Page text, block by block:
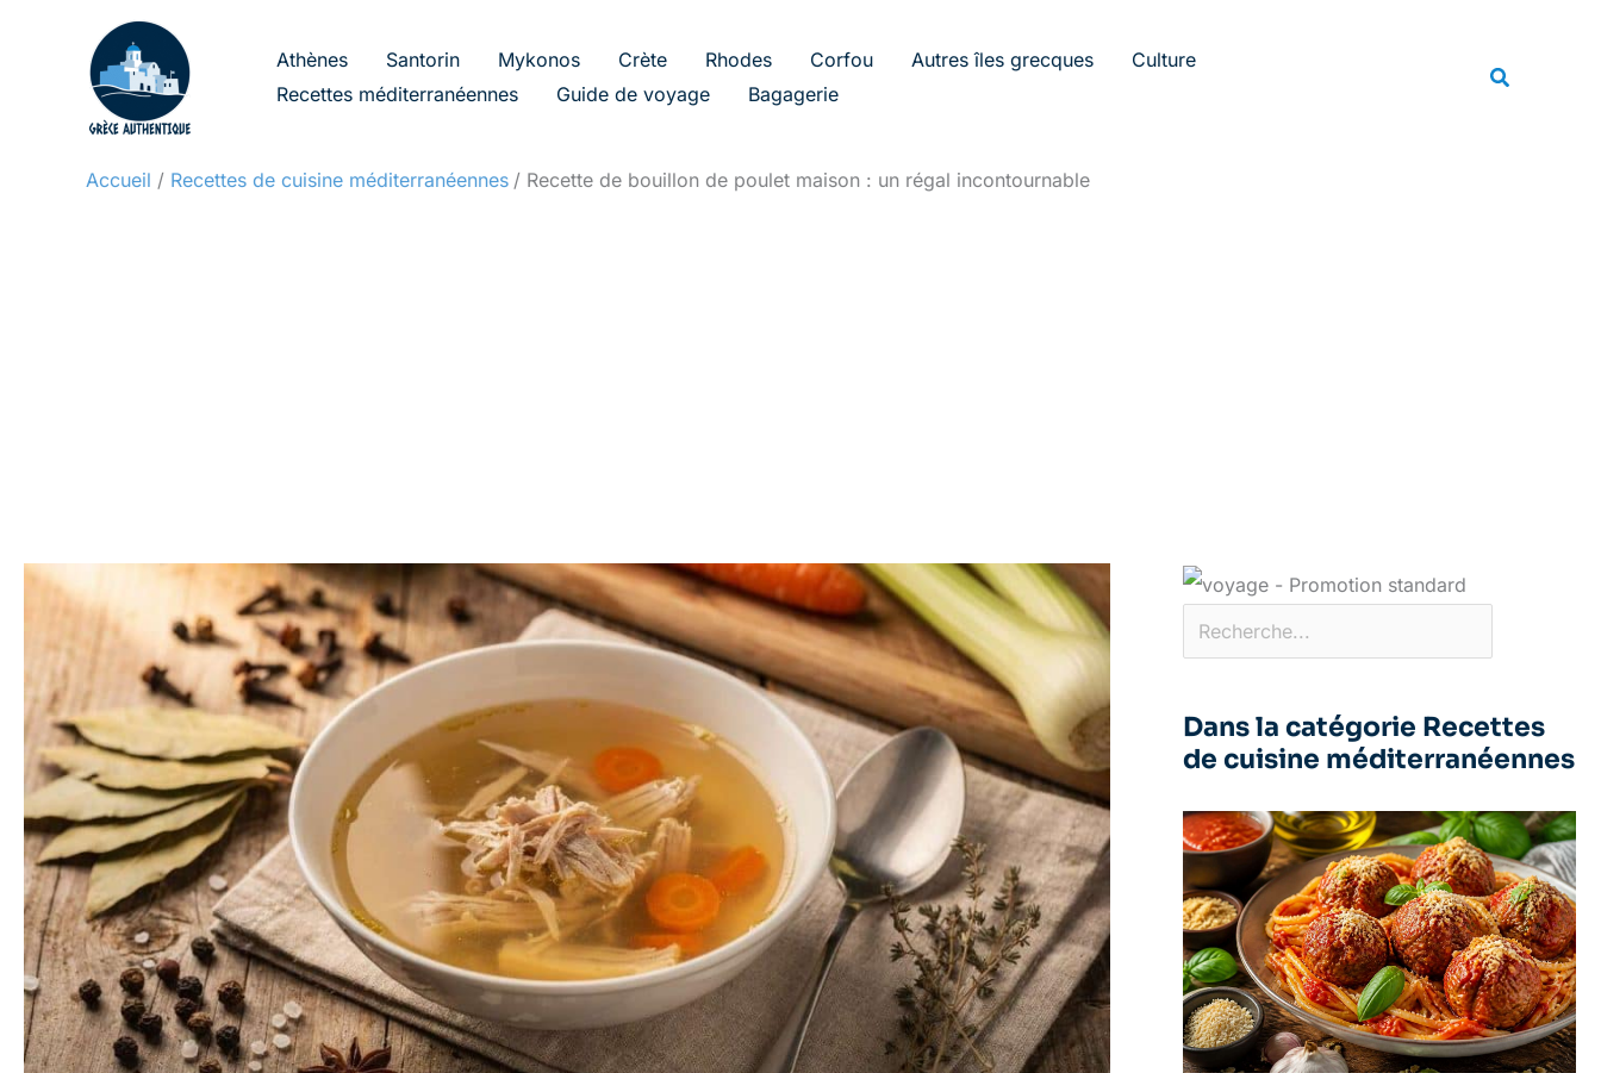
Athènes Santorin Mykonos Crète Rhodes Corfou Autres îles grecques
Culture
Recettes méditerranéennes
Guide de voyage Bagagerie
Accueil Recettes de cuisine méditerranéennes Recette de bouillon de poulet maison : un régal incontournable
Dans la catégorie Recettes
de cuisine méditerranéennes